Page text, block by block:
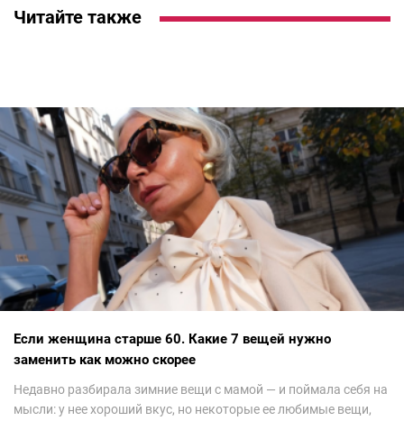
Читайте также
Если женщина старше 60. Какие 7 вещей нужно
заменить как можно скорее
Недавно разбирала зимние вещи с мамой — и поймала себя на
мысли: у нее хороший вкус, но некоторые ее любимые вещи,